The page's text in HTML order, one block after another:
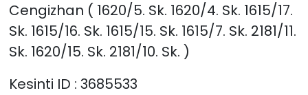
Cengizhan ( 1620/5. Sk. 1620/4. Sk. 1615/17.
Sk. 1615/16. Sk. 1615/15. Sk. 1615/7. Sk. 2181/11.
Sk. 1620/15. Sk. 2181/10. Sk. )
Kesinti ID : 3685533